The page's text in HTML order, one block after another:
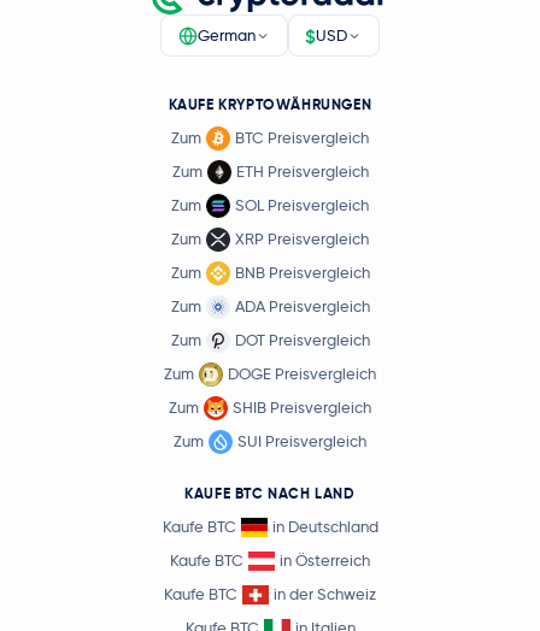
German $USD
KAUFE KRYPTOWÄHRUNGEN
Zum
BTC Preisvergleich
Zum
ETH Preisvergleich
Zum
SOL Preisvergleich
Zum
XRP Preisvergleich
Zum
BNB Preisvergleich
Zum
ADA Preisvergleich
Zum
DOT Preisvergleich
Zum
DOGE Preisvergleich
Zum
SHIB Preisvergleich
Zum
SUI Preisvergleich
KAUFE BTC NACH LAND
Kaufe BTC
in Deutschland
Kaufe BTC
in Österreich
Kaufe BTC
in der Schweiz